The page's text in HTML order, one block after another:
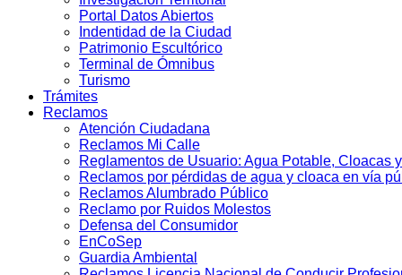
Portal Datos Abiertos
Indentidad de la Ciudad
Patrimonio Escultórico
Terminal de Ómnibus
Turismo
Trámites
Reclamos
Atención Ciudadana
Reclamos Mi Calle
Reglamentos de Usuario: Agua Potable, Cloacas
Reclamos por pérdidas de agua y cloaca en vía
Reclamos Alumbrado Público
Reclamo por Ruidos Molestos
Defensa del Consumidor
EnCoSep
Guardia Ambiental